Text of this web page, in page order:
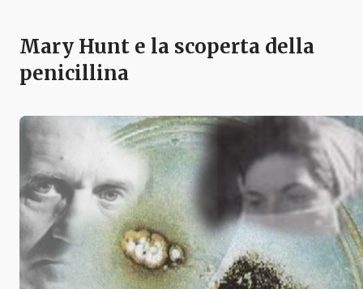
Mary Hunt e la scoperta della
penicillina